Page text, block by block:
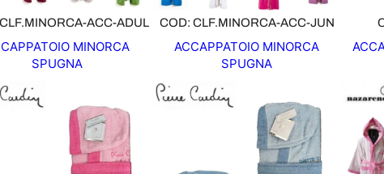
ACC-ADUL
MINORCA
SPUGNA
COD: CLF.MINORCA-ACC-JUN
ACCAPPATOIO MINORCA
SPUGNA